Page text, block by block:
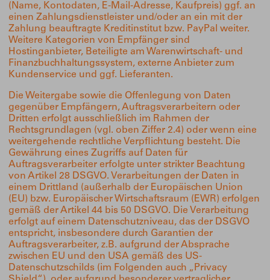
(Name, Kontodaten, E-Mail-Adresse, Kaufpreis) ggf. an
einen Zahlungsdienstleister und/oder an ein mit der
Zahlung beauftragte Kreditinstitut bzw. PayPal weiter.
Weitere Kategorien von Empfänger sind
Hostinganbieter, Beteiligte am Warenwirtschaft- und
Finanzbuchhaltungssystem, externe Anbieter zum
Kundenservice und ggf. Lieferanten.
Die Weitergabe sowie die Offenlegung von Daten
gegenüber Empfängern, Auftragsverarbeitern oder
Dritten erfolgt ausschließlich im Rahmen der
Rechtsgrundlagen (vgl. oben Ziffer 2.4) oder wenn eine
weitergehende rechtliche Verpflichtung besteht. Die
Gewährung eines Zugriffs auf Daten für
Auftragsverarbeiter erfolgte unter strikter Beachtung
von Artikel 28 DSGVO. Verarbeitungen der Daten in
einem Drittland (außerhalb der Europäischen Union
(EU) bzw. Europäischer Wirtschaftsraum (EWR) erfolgen
gemäß der Artikel 44 bis 50 DSGVO. Die Verarbeitung
erfolgt auf einem Datenschutzniveau, das der DSGVO
entspricht, insbesondere durch Garantien der
Auftragsverarbeiter, z.B. aufgrund der Absprache
zwischen EU und den USA gemäß des US-
Datenschutzschilds (im Folgenden auch „Privacy